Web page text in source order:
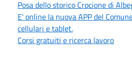
Posa dello storico Crocione di
E' online la nuova APP del
cellulari e tablet.
Corsi gratuiti e ricerca lavoro